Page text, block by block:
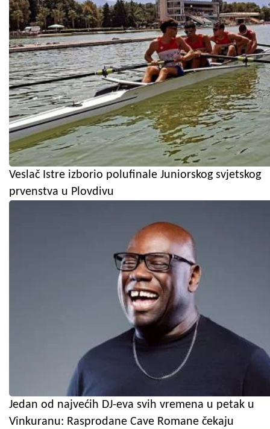
Veslač Istre izborio polufinale Juniorskog svjetskog
prvenstva u Plovdivu
Jedan od najvećih DJ-eva svih vremena u petak u
Vinkuranu: Rasprodane Cave Romane čekaju